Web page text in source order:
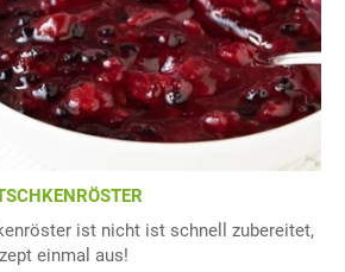
ist nicht ist schnell zubereitet,
einmal aus!